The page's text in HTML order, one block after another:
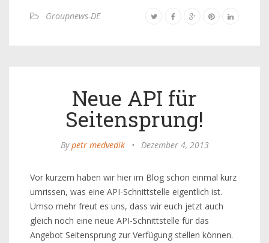
Groupnews-DE
Neue API für
Seitensprung!
Bypetr medvedik • Dezember 4, 2013
Vor kurzem haben wir hier im Blog schon einmal kurz
umrissen, was eine API-Schnittstelle eigentlich ist.
Umso mehr freut es uns, dass wir euch jetzt auch
gleich noch eine neue API-Schnittstelle für das
Angebot Seitensprung zur Verfügung stellen können.